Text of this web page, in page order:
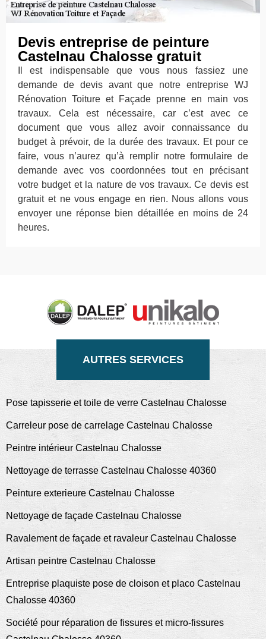
Devis entreprise de peinture
Castelnau Chalosse gratuit
Il est indispensable que vous nous fassiez une
demande de devis avant que notre entreprise WJ
Rénovation Toiture et Façade prenne en main vos
travaux. Cela est nécessaire, car c’est avec ce
document que vous allez avoir connaissance du
budget à prévoir, de la durée des travaux. Et pour ce
faire, vous n’aurez qu’à remplir notre formulaire de
demande avec vos coordonnées tout en précisant
votre budget et la nature de vos travaux. Ce devis est
gratuit et ne vous engage en rien. Nous allons vous
envoyer une réponse bien détaillée en moins de 24
heures.
AUTRES SERVICES
Pose tapisserie et toile de verre Castelnau Chalosse
Carreleur pose de carrelage Castelnau Chalosse
Peintre intérieur Castelnau Chalosse
Nettoyage de terrasse Castelnau Chalosse 40360
Peinture exterieure Castelnau Chalosse
Nettoyage de façade Castelnau Chalosse
Ravalement de façade et ravaleur Castelnau Chalosse
Artisan peintre Castelnau Chalosse
Entreprise plaquiste pose de cloison et placo Castelnau
Chalosse 40360
Société pour réparation de fissures et micro-fissures